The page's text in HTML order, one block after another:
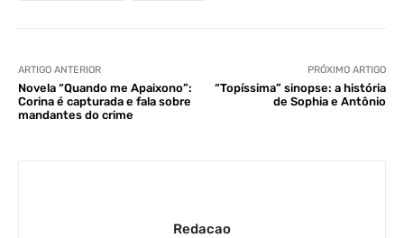
ARTIGO ANTERIOR
Novela “Quando me Apaixono”:
Corina é capturada e fala sobre
mandantes do crime
PRÓXIMO ARTIGO
“Topíssima” sinopse: a história
de Sophia e Antônio
Redacao